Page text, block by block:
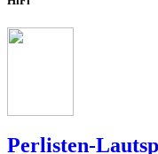
Perlisten-